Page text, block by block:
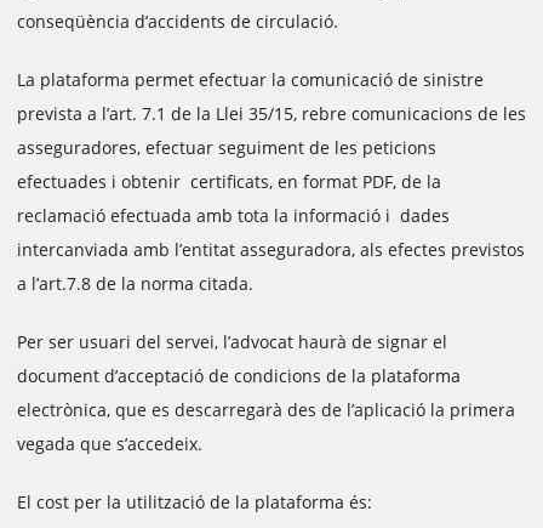
conseqüència d’accidents de circulació.
La plataforma permet efectuar la comunicació de sinistre
prevista a l’art. 7.1 de la Llei 35/15, rebre comunicacions de les
asseguradores, efectuar seguiment de les peticions
efectuades i obtenir certificats, en format PDF, de la
reclamació efectuada amb tota la informació i dades
intercanviada amb l’entitat asseguradora, als efectes previstos
a l’art.7.8 de la norma citada.
Per ser usuari del servei, l’advocat haurà de signar el
document d’acceptació de condicions de la plataforma
electrònica, que es descarregarà des de l’aplicació la primera
vegada que s’accedeix.
El cost per la utilització de la plataforma és: